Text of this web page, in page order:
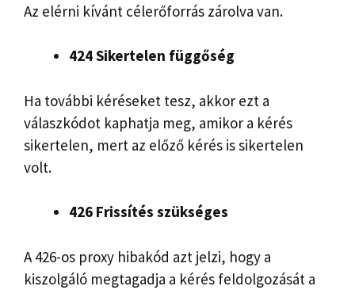
Az elérni kívánt célerőforrás zárolva van.
424 Sikertelen függőség
Ha további kéréseket tesz, akkor ezt a
válaszkódot kaphatja meg, amikor a kérés
sikertelen, mert az előző kérés is sikertelen
volt.
426 Frissítés szükséges
A 426-os proxy hibakód azt jelzi, hogy a
kiszolgáló megtagadja a kérés feldolgozását a